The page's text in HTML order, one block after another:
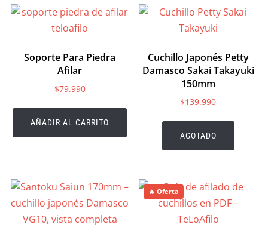
Soporte Para Piedra
Afilar
$79.990
AÑADIR AL CARRITO
Cuchillo Japonés Petty
Damasco Sakai Takayuki
150mm
$139.990
AGOTADO
🔥 Oferta